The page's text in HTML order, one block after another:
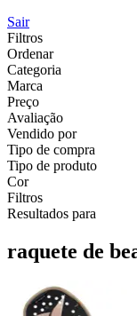
Sair
Filtros
Ordenar
Categoria
Marca
Preço
Avaliação
Vendido por
Tipo de compra
Tipo de produto
Cor
Filtros
Resultados para
raquete de